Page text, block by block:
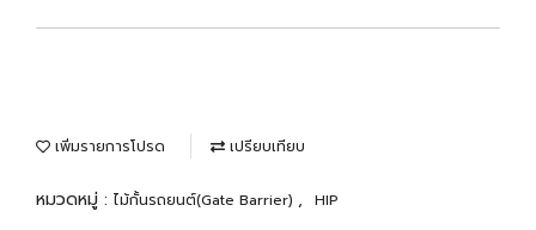
เพิ่มรายการโปรด เปรียบเทียบ
หมวดหมู่ : ไม้กั้นรถยนต์(Gate Barrier) , HIP